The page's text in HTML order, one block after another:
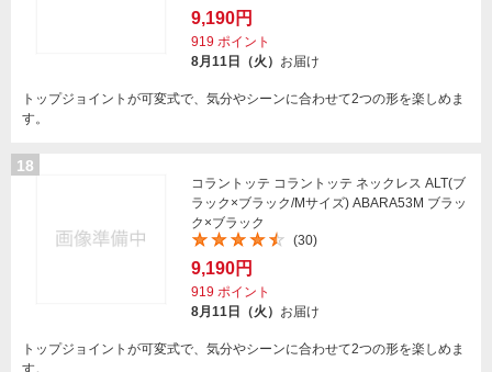
9,190円
919 ポイント
8月11日（火） お届け
トップジョイントが可変式で、気分やシーンに合わせて2つの形を楽しめま
す。
18
コラントッテ コラントッテ ネックレス ALT(ブ
ラック×ブラック/Mサイズ) ABARA53M ブラッ
ク×ブラック
(30)
9,190円
919 ポイント
8月11日（火） お届け
トップジョイントが可変式で、気分やシーンに合わせて2つの形を楽しめま
す。